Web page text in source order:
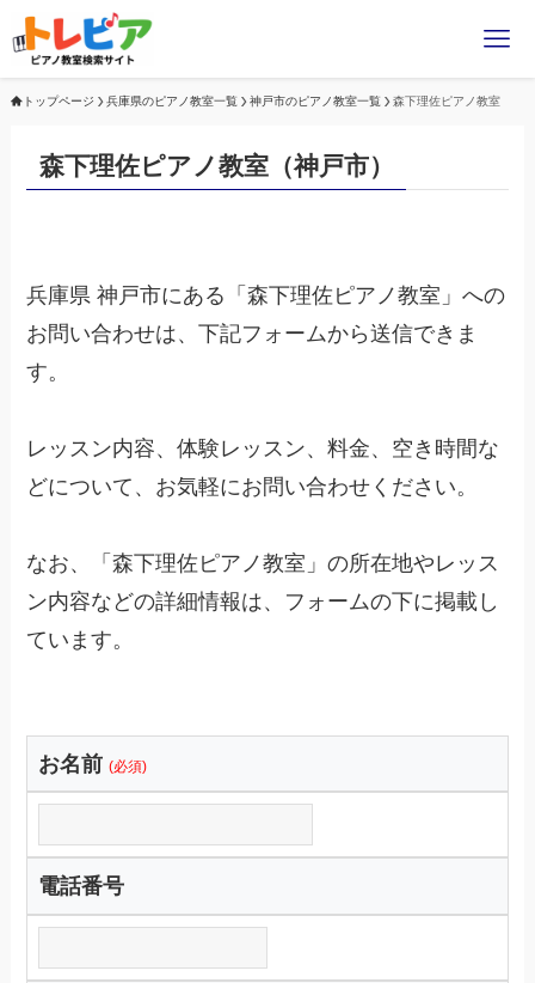
トップページ 兵庫県のピアノ教室一覧 神戸市のピアノ教室一覧 森下理佐ピアノ教室
森下理佐ピアノ教室（神戸市）
兵庫県 神戸市にある「森下理佐ピアノ教室」への
お問い合わせは、下記フォームから送信できま
す。
レッスン内容、体験レッスン、料金、空き時間な
どについて、お気軽にお問い合わせください。
なお、「森下理佐ピアノ教室」の所在地やレッス
ン内容などの詳細情報は、フォームの下に掲載し
ています。
お名前 (必須)
電話番号